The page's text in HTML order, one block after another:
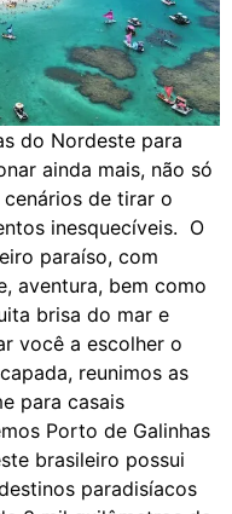
do Nordeste para
ainda mais, não só
de tirar o
inesquecíveis. O
paraíso, com
aventura, bem como
brisa do mar e
você a escolher o
reunimos as
para casais
Porto de Galinhas
brasileiro possui
paradisíacos